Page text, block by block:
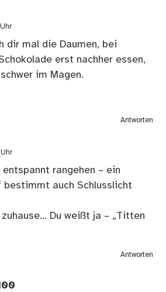
dir mal die Daumen, bei
erst nachher essen,
im Magen.
Antworten
rangehen – ein
bestimmt auch Schlusslicht
Du weißt ja – „Titten
Antworten